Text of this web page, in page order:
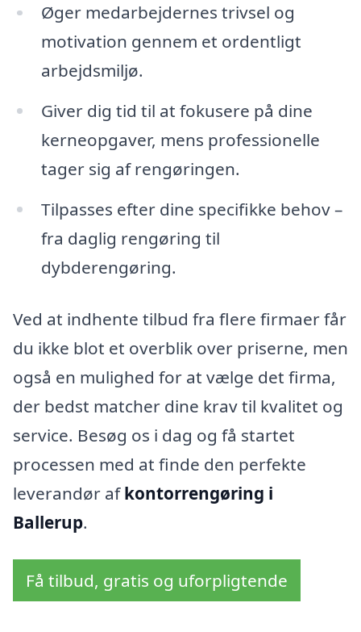
Øger medarbejdernes trivsel og
motivation gennem et ordentligt
arbejdsmiljø.
Giver dig tid til at fokusere på dine
kerneopgaver, mens professionelle
tager sig af rengøringen.
Tilpasses efter dine specifikke behov –
fra daglig rengøring til
dybderengøring.
Ved at indhente tilbud fra flere firmaer får
du ikke blot et overblik over priserne, men
også en mulighed for at vælge det firma,
der bedst matcher dine krav til kvalitet og
service. Besøg os i dag og få startet
processen med at finde den perfekte
leverandør afkontorrengøring i
Ballerup.
Få tilbud, gratis og uforpligtende